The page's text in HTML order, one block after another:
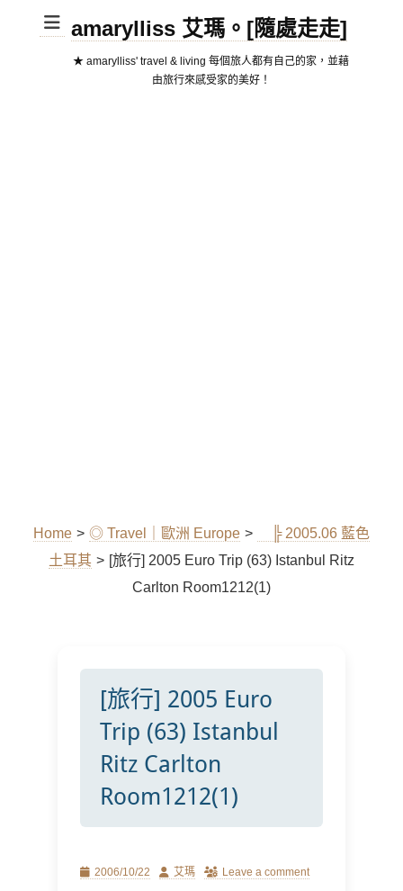
amarylliss 艾瑪。[隨處走走]
★ amarylliss' travel & living 每個旅人都有自己的家，並藉
由旅行來感受家的美好！
Home > ◎ Travel｜歐洲 Europe >
╠ 2005.06 藍色
土耳其 > [旅行] 2005 Euro Trip (63) Istanbul Ritz
Carlton Room1212(1)
[旅行] 2005 Euro
Trip (63) Istanbul
Ritz Carlton
Room1212(1)
Posted
2006/10/22 Author
艾瑪 Leave a comment